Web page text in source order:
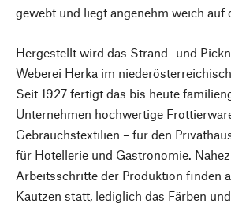
gewebt und liegt angenehm weich auf
Hergestellt wird das Strand- und
Weberei Herka im
Seit 1927 fertigt das bis heute
Unternehmen hochwertige
Gebrauchstextilien – für den
für Hotellerie und Gastronomie.
Arbeitsschritte der Produktion finden
Kautzen statt, lediglich das Färben